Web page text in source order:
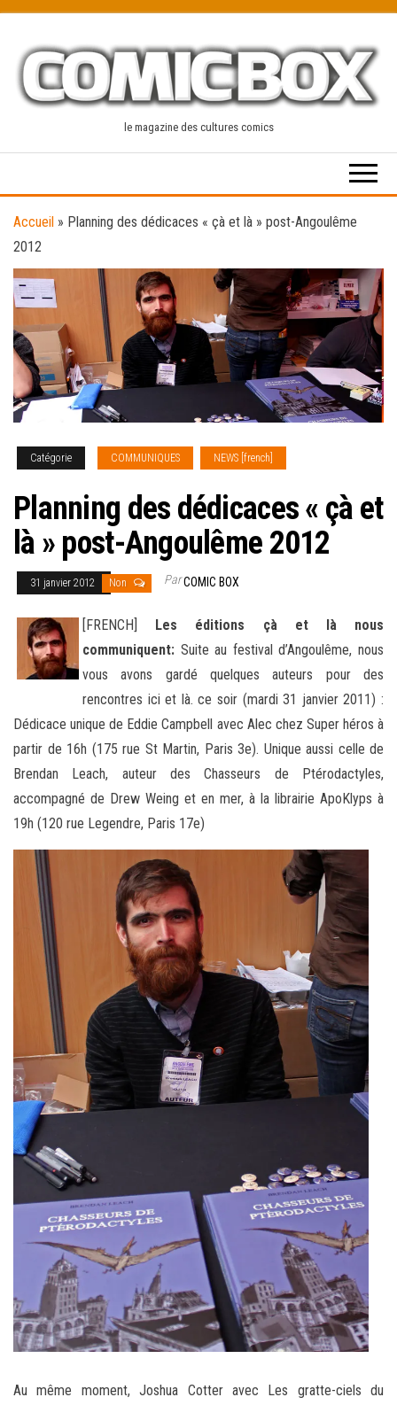
content
le magazine des cultures comics
Accueil » Planning des dédicaces « çà et là » post-Angoulême
2012
Catégorie COMMUNIQUES NEWS [french]
Planning des dédicaces « çà et
là » post-Angoulême 2012
31 janvier 2012 Non ParCOMIC BOX
[FRENCH] Les éditions çà et là nous
communiquent: Suite au festival d’Angoulême, nous
vous avons gardé quelques auteurs pour des
rencontres ici et là. ce soir (mardi 31 janvier 2011) :
Dédicace unique de Eddie Campbell avec Alec chez Super héros à
partir de 16h (175 rue St Martin, Paris 3e). Unique aussi celle de
Brendan Leach, auteur des Chasseurs de Ptérodactyles,
accompagné de Drew Weing et en mer, à la librairie ApoKlyps à
19h (120 rue Legendre, Paris 17e)
Au même moment, Joshua Cotter avec Les gratte-ciels du